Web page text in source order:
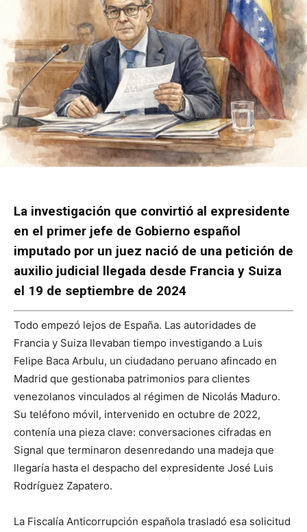
La investigación que convirtió al expresidente
en el primer jefe de Gobierno español
imputado por un juez nació de una petición de
auxilio judicial llegada desde Francia y Suiza
el 19 de septiembre de 2024
Todo empezó lejos de España. Las autoridades de
Francia y Suiza llevaban tiempo investigando a Luis
Felipe Baca Arbulu, un ciudadano peruano afincado en
Madrid que gestionaba patrimonios para clientes
venezolanos vinculados al régimen de Nicolás Maduro.
Su teléfono móvil, intervenido en octubre de 2022,
contenía una pieza clave: conversaciones cifradas en
Signal que terminaron desenredando una madeja que
llegaría hasta el despacho del expresidente José Luis
Rodríguez Zapatero.
La Fiscalía Anticorrupción española trasladó esa solicitud